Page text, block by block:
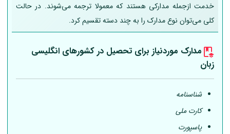
خدمت ازجمله مدارکی هستند که معمولا ترجمه می‌شوند. در حالت
کلی می‌توان نوع مدارک را به چند دسته تقسیم کرد.
مدارک موردنیاز برای تحصیل در کشورهای انگلیسی
زبان
شناسنامه
کارت ملی
پاسپورت